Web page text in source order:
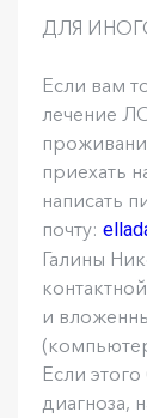
ДЛЯ
Если вам
лечение
приехать
написать
почту:
Галины
и
Если
диагноза,